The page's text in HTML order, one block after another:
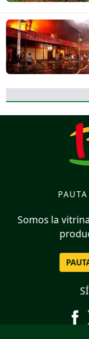
Somos la